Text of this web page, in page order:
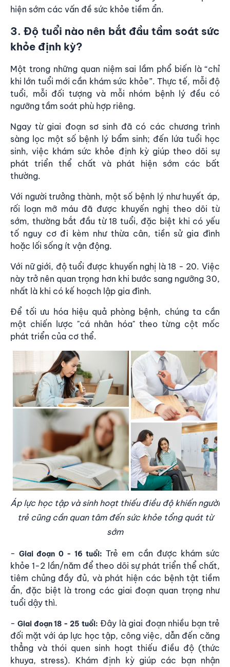
hiện sớm các vấn đề sức khỏe tiềm ẩn.
3. Độ tuổi nào nên bắt đầu tầm soát sức
khỏe định kỳ?
Một trong những quan niệm sai lầm phổ biến là “chỉ
khi lớn tuổi mới cần khám sức khỏe”. Thực tế, mỗi độ
tuổi, mỗi đối tượng và mỗi nhóm bệnh lý đều có
ngưỡng tầm soát phù hợp riêng.
Ngay từ giai đoạn sơ sinh đã có các chương trình
sàng lọc một số bệnh lý bẩm sinh; đến lứa tuổi học
sinh, việc khám sức khỏe định kỳ giúp theo dõi sự
phát triển thể chất và phát hiện sớm các bất
thường.
Với người trưởng thành, một số bệnh lý như huyết áp,
rối loạn mỡ máu đã được khuyến nghị theo dõi từ
sớm, thường bắt đầu từ 18 tuổi, đặc biệt khi có yếu
tố nguy cơ đi kèm như thừa cân, tiền sử gia đình
hoặc lối sống ít vận động.
Với nữ giới, độ tuổi được khuyến nghị là 18 - 20. Việc
này trở nên quan trọng hơn khi bước sang ngưỡng 30,
nhất là khi có kế hoạch lập gia đình.
Để tối ưu hóa hiệu quả phòng bệnh, chúng ta cần
một chiến lược "cá nhân hóa" theo từng cột mốc
phát triển của cơ thể.
Áp lực học tập và sinh hoạt thiếu điều độ khiến người
trẻ cũng cần quan tâm đến sức khỏe tổng quát từ
sớm
-Giai đoạn 0- 16 tuổi: Trẻ em cần được khám sức
khỏe 1-2 lần/năm để theo dõi sự phát triển thể chất,
tiêm chủng đầy đủ, và phát hiện các bệnh tật tiềm
ẩn, đặc biệt là trong các giai đoạn quan trọng như
tuổi dậy thì.
-Giai đoạn 18 - 25 tuổi: Đây là giai đoạn nhiều bạn trẻ
đối mặt với áp lực học tập, công việc, dẫn đến căng
thẳng và thói quen sinh hoạt thiếu điều độ (thức
khuya, stress). Khám định kỳ giúp các bạn nhận